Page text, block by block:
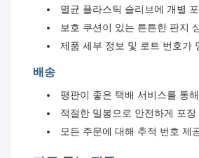
멸균 플라스틱 슬리브에 개별
보호 쿠션이 있는 튼튼한 판지
제품 세부 정보 및 로트 번호가
배송
평판이 좋은 택배 서비스를 통
적절한 밀봉으로 안전하게 포장
모든 주문에 대해 추적 번호 제